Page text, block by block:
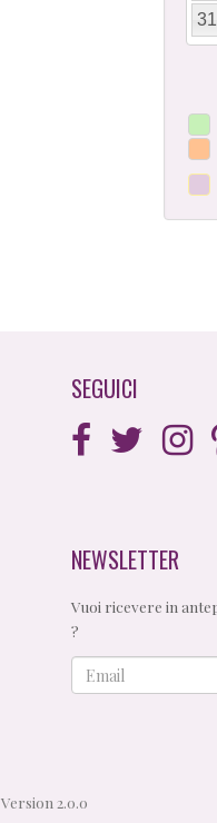
31
SEGUICI
NEWSLETTER
Vuoi ricevere in
?
Email
Version 2.0.0